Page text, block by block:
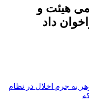
هیئت و
داد